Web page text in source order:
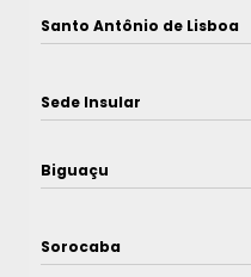
Santo Antônio de Lisboa
Sede Insular
Biguaçu
Sorocaba